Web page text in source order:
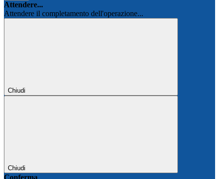
Attendere...
Attendere il completamento dell'operazione...
Chiudi
Chiudi